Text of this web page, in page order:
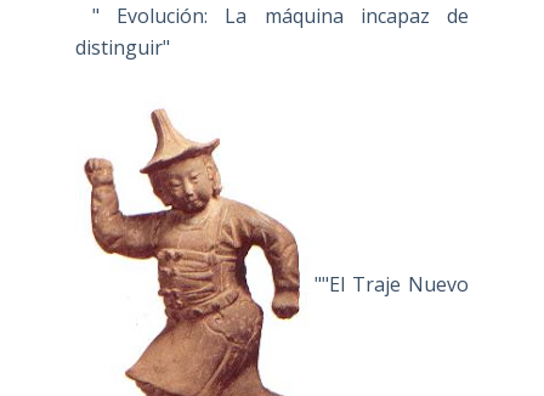
" Evolución: La máquina incapaz de
distinguir"
""El Traje Nuevo